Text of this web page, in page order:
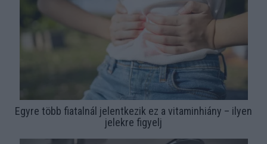
Egyre több fiatalnál jelentkezik ez a vitaminhiány – ilyen
jelekre figyelj